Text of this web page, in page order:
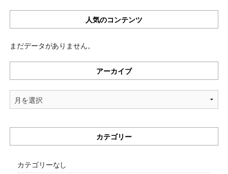
人気のコンテンツ
まだデータがありません。
アーカイブ
ア
ー
ブ
カテゴリー
カテゴリーなし